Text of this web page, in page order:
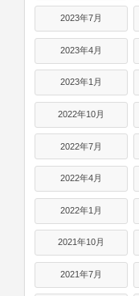
2023年7月
2023年4月
2023年1月
2022年10月
2022年7月
2022年4月
2022年1月
2021年10月
2021年7月